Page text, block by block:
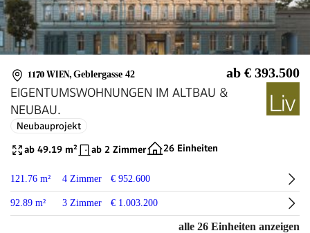
1170 WIEN, Geblergasse 42 ab € 393.500
EIGENTUMSWOHNUNGEN IM ALTBAU &
NEUBAU.
Neubauprojekt
ab 49.19 m² ab 2 Zimmer 26 Einheiten
121.76 m² 4 Zimmer € 952.600
92.89 m² 3 Zimmer € 1.003.200
alle 26 Einheiten anzeigen